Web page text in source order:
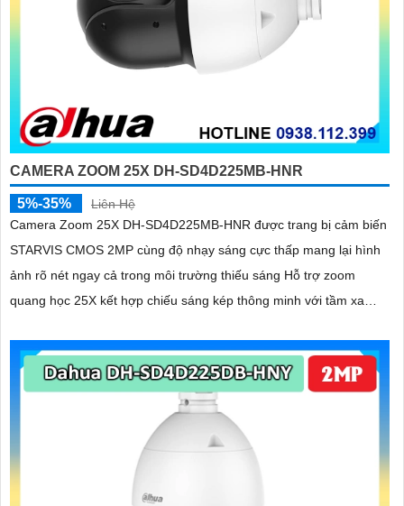
CAMERA ZOOM 25X DH-SD4D225MB-HNR
5%-35%
Liên Hệ
Camera Zoom 25X DH-SD4D225MB-HNR được trang bị cảm biến
STARVIS CMOS 2MP cùng độ nhạy sáng cực thấp mang lại hình
ảnh rõ nét ngay cả trong môi trường thiếu sáng Hỗ trợ zoom
quang học 25X kết hợp chiếu sáng kép thông minh với tầm xa
cùng chuẩn chống nước IP67 giúp quan sát ổn định ngoài trời